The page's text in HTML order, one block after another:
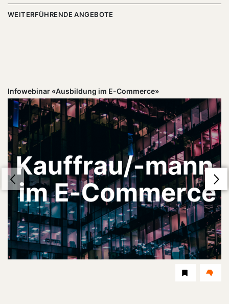
WEITERFÜHRENDE ANGEBOTE
Infowebinar «Ausbildung im E-Commerce»